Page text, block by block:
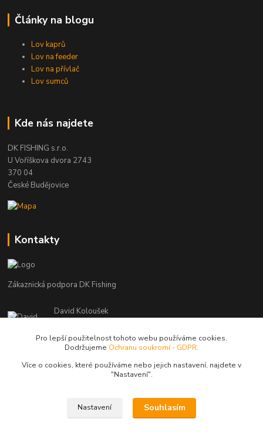
Články na blogu
Lov kaprů
Lov na feeder
Lov na přívlač
Lov sumců
Kde nás najdete
DK FISHING s.r.o.
U Voříškova dvora 2743
370 04
České Budějovice
Kontakty
Zákaznická podpora DK Fishing
David Koloušek
(Po-Pá, 7-18 hod.)
Pro lepší použitelnost tohoto webu používáme cookies.
Dodržujeme Ochranu soukromí - GDPR.
Více o cookies, které používáme nebo jejich nastavení, najdete v
"Nastavení".
Nastavení Souhlasím